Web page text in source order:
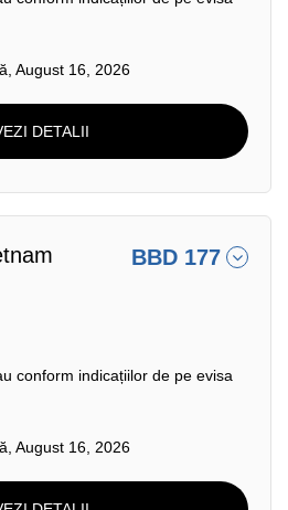
August 16, 2026
DETALII
BBD 177
conform indicațiilor de pe evisa
August 16, 2026